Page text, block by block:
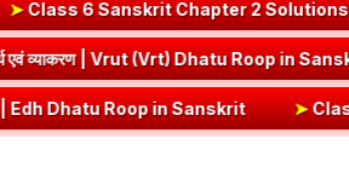
2 Solutions | संयुक्त-व्यञ्जनानि
धातु रूप - १० लकार, अर्थ एवं व्याकरण | Vrut
in Sanskrit ➤Class 8 Hindi Malhar